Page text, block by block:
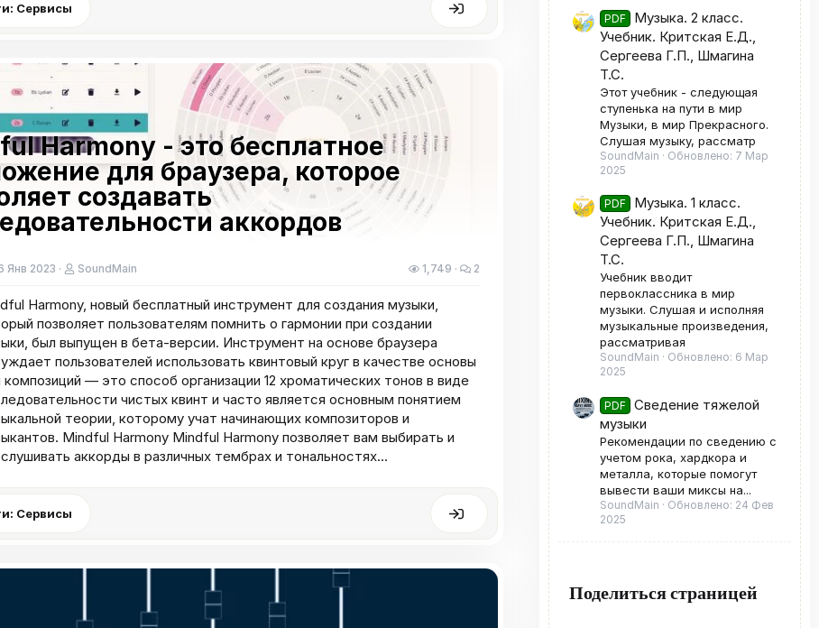
Сервисы
Harmony - это бесплатное
для браузера, которое
создавать
аккордов
Янв 2023 SoundMain 1,749 2
Harmony, новый бесплатный инструмент для создания музыки,
позволяет пользователям помнить о гармонии при создании
был выпущен в бета-версии. Инструмент на основе браузера
пользователей использовать квинтовый круг в качестве основы
композиций — это способ организации 12 хроматических тонов в виде
чистых квинт и часто является основным понятием
теории, которому учат начинающих композиторов и
Mindful Harmony Mindful Harmony позволяет вам выбирать и
аккорды в различных тембрах и тональностях...
Сервисы
PDF
Музыка. 2 класс.
Учебник. Критская Е.Д.,
Сергеева Г.П., Шмагина
Т.С.
Этот учебник - следующая
ступенька на пути в мир
Музыки, в мир Прекрасного.
Слушая музыку, рассматр
SoundMain Обновлено: 7 Мар
2025
PDF
Музыка. 1 класс.
Учебник. Критская Е.Д.,
Сергеева Г.П., Шмагина
Т.С.
Учебник вводит
первоклассника в мир
музыки. Слушая и исполняя
музыкальные произведения,
рассматривая
SoundMain Обновлено: 6 Мар
2025
PDF
Сведение тяжелой
музыки
Рекомендации по сведению с
учетом рока, хардкора и
металла, которые помогут
вывести ваши миксы на...
SoundMain Обновлено: 24 Фев
2025
Поделиться страницей